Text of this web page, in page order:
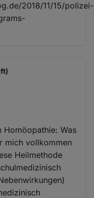
2018/11/15/polizei-
Homöopathie: Was
mich vollkommen
Heilmethode